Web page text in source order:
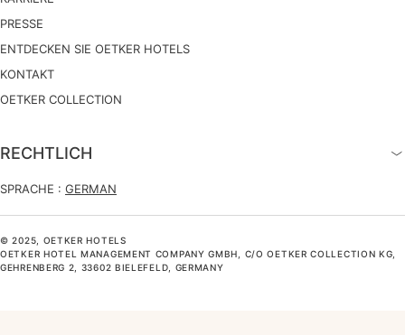
PRESSE
ENTDECKEN SIE OETKER HOTELS
KONTAKT
OETKER COLLECTION
RECHTLICH
SPRACHE : GERMAN
© 2025, OETKER HOTELS
OETKER HOTEL MANAGEMENT COMPANY GMBH, C/O OETKER COLLECTION KG,
GEHRENBERG 2, 33602 BIELEFELD, GERMANY